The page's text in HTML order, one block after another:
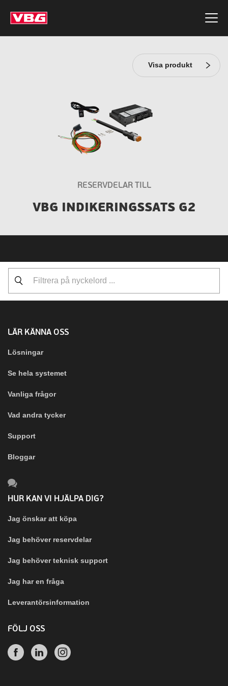
Visa produkt
RESERVDELAR TILL
VBG INDIKERINGSSATS G2
LÄR KÄNNA OSS
Lösningar
Se hela systemet
Vanliga frågor
Vad andra tycker
Support
Bloggar
HUR KAN VI HJÄLPA DIG?
Jag önskar att köpa
Jag behöver reservdelar
Jag behöver teknisk support
Jag har en fråga
Leverantörsinformation
FÖLJ OSS